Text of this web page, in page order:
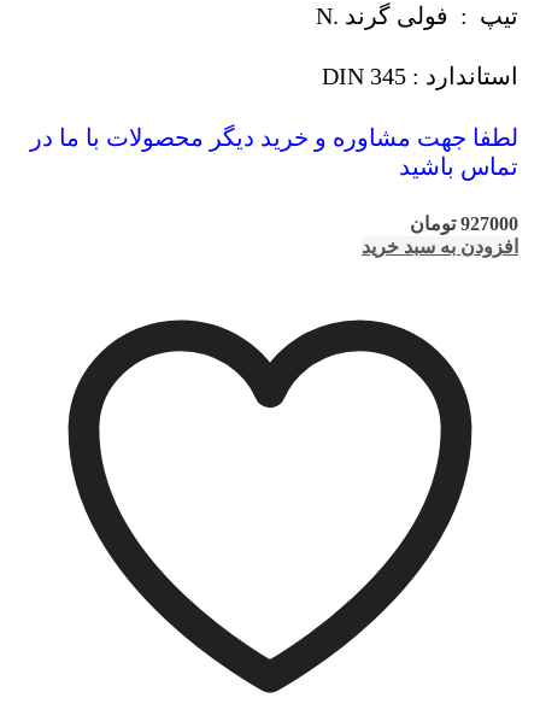
تیپ : فولی گرند .N
استاندارد : DIN 345
لطفا جهت مشاوره و خرید دیگر محصولات با ما در
تماس باشید
927000 تومان
افزودن به سبد خرید